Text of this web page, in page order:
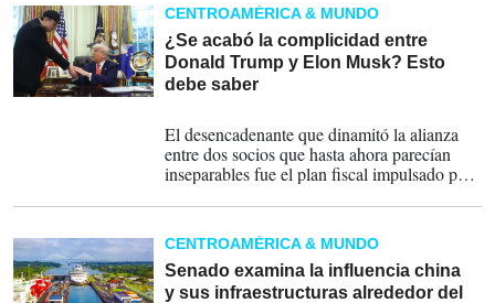
Trump.
CENTROAMÉRICA & MUNDO
¿Se acabó la complicidad entre
Donald Trump y Elon Musk? Esto
debe saber
El desencadenante que dinamitó la alianza
entre dos socios que hasta ahora parecían
inseparables fue el plan fiscal impulsado por
del Congreso, un ente no partidista,
incrementará la deuda del país en US$2,4
billones durante la próxima década.
CENTROAMÉRICA & MUNDO
Senado examina la influencia china
y sus infraestructuras alrededor del